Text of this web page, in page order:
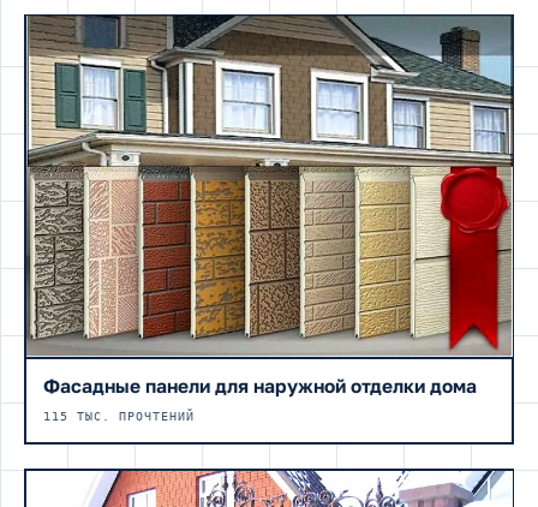
Фасадные панели для наружной отделки дома
115 ТЫС. ПРОЧТЕНИЙ